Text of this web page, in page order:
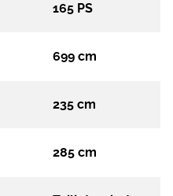
165 PS
699 cm
235 cm
285 cm